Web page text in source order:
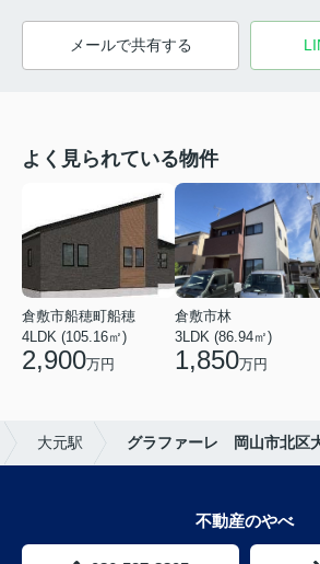
メールで共有する
よく見られている物件
倉敷市船穂町船穂
4LDK (105.16㎡)
2,900万円
倉敷市林
3LDK (86.94㎡)
1,850万円
大元駅 グラファーレ 岡山市北区
不動産のやべ